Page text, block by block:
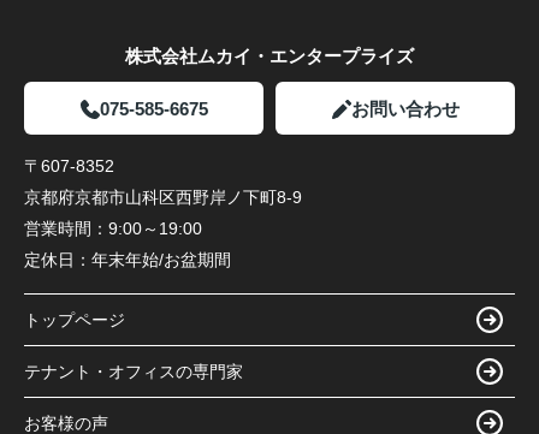
株式会社ムカイ・エンタープライズ
075-585-6675 お問い合わせ
〒607-8352
京都府京都市山科区西野岸ノ下町8-9
営業時間： 9:00～19:00
定休日： 年末年始/お盆期間
トップページ
テナント・オフィスの専門家
お客様の声